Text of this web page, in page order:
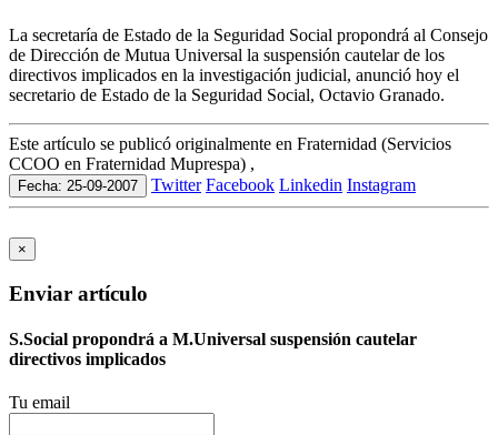
La secretaría de Estado de la Seguridad Social propondrá al Consejo
de Dirección de Mutua Universal la suspensión cautelar de los
directivos implicados en la investigación judicial, anunció hoy el
secretario de Estado de la Seguridad Social, Octavio Granado.
Este artículo se publicó originalmente en Fraternidad (Servicios
CCOO en Fraternidad Muprespa) ,
Fecha: 25-09-2007 Twitter Facebook Linkedin Instagram
×
Enviar artículo
S.Social propondrá a M.Universal suspensión cautelar
directivos implicados
Tu email